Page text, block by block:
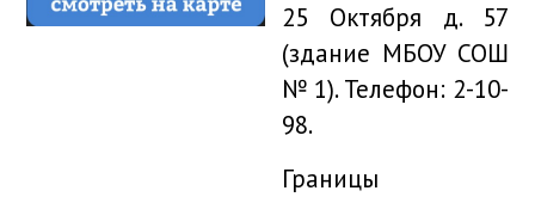
25 Октября д. 57
(здание МБОУ СОШ
№ 1). Телефон: 2-10-
98.
Границы